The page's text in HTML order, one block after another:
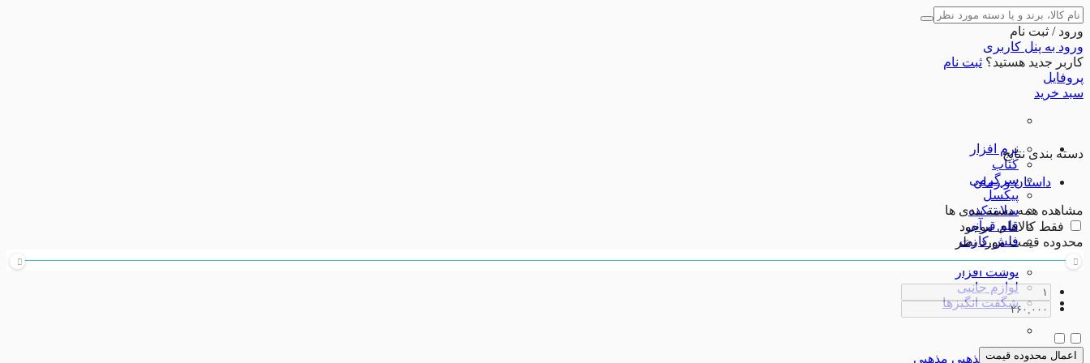
ورود / ثبت نام
ورود به پنل کاربری
کاربر جدید هستید؟ ثبت نام
پروفایل
سبد خرید
نرم افزار
کتاب
سرگرمی
پیکسل
سلامتکده
قلم قرآنی
فلش کارت
نوشت افزار
لوازم جانبی
شگفت انگیزها
مذهبی مذهبی
دسته بندی نتایج
داستان و رمان
مشاهده همه دسته بندی ها
فقط کالاهای موجود
محدوده قیمت مورد نظر
اعمال محدوده قیمت